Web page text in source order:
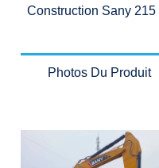
Construction Sany
Photos Du Produit